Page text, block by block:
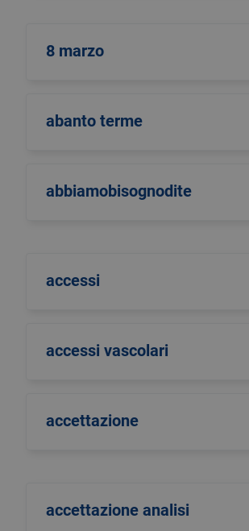
8 marzo
abanto terme
abbiamobisognodite
accessi
accessi vascolari
accettazione
accettazione analisi